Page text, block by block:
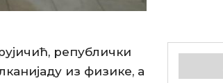
републички
из физике, а